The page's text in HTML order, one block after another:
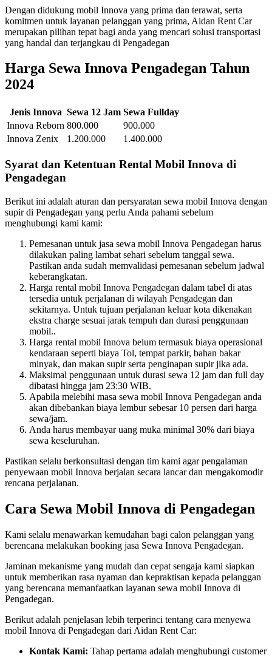
Dengan didukung mobil Innova yang prima dan terawat, serta
komitmen untuk layanan pelanggan yang prima, Aidan Rent Car
merupakan pilihan tepat bagi anda yang mencari solusi transportasi
yang handal dan terjangkau di Pengadegan
Harga Sewa Innova Pengadegan Tahun
2024
Jenis Innova Sewa 12 Jam Sewa Fullday
Innova Reborn 800.000
900.000
Innova Zenix
1.200.000 1.400.000
Syarat dan Ketentuan Rental Mobil Innova di
Pengadegan
Berikut ini adalah aturan dan persyaratan sewa mobil Innova dengan
supir di Pengadegan yang perlu Anda pahami sebelum
menghubungi kami kami:
Pemesanan untuk jasa sewa mobil Innova Pengadegan harus
dilakukan paling lambat sehari sebelum tanggal sewa.
Pastikan anda sudah memvalidasi pemesanan sebelum jadwal
keberangkatan.
Harga rental mobil Innova Pengadegan dalam tabel di atas
tersedia untuk perjalanan di wilayah Pengadegan dan
sekitarnya. Untuk tujuan perjalanan keluar kota dikenakan
ekstra charge sesuai jarak tempuh dan durasi penggunaan
mobil..
Harga rental mobil Innova belum termasuk biaya operasional
kendaraan seperti biaya Tol, tempat parkir, bahan bakar
minyak, dan makan supir serta penginapan supir jika ada.
Maksimal penggunaan untuk durasi sewa 12 jam dan full day
dibatasi hingga jam 23:30 WIB.
Apabila melebihi masa sewa mobil Innova Pengadegan anda
akan dibebankan biaya lembur sebesar 10 persen dari harga
sewa/jam.
Anda harus membayar uang muka minimal 30% dari biaya
sewa keseluruhan.
Pastikan selalu berkonsultasi dengan tim kami agar pengalaman
penyewaan mobil Innova berjalan secara lancar dan mengakomodir
rencana perjalanan.
Cara Sewa Mobil Innova di Pengadegan
Kami selalu menawarkan kemudahan bagi calon pelanggan yang
berencana melakukan booking jasa Sewa Innova Pengadegan.
Jaminan mekanisme yang mudah dan cepat sengaja kami siapkan
untuk memberikan rasa nyaman dan kepraktisan kepada pelanggan
yang berencana memanfaatkan layanan sewa mobil Innova di
Pengadegan.
Berikut adalah penjelasan lebih terperinci tentang cara menyewa
mobil Innova di Pengadegan dari Aidan Rent Car:
Kontak Kami: Tahap pertama adalah menghubungi customer